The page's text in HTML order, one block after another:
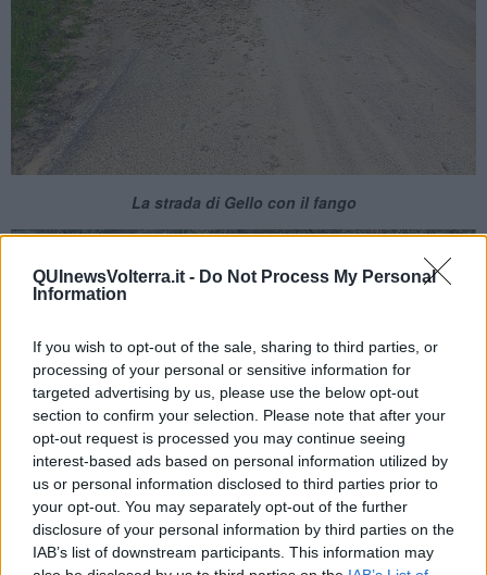
QUInewsVolterra.it - Do Not Process My Personal
Information
If you wish to opt-out of the sale, sharing to third parties, or
processing of your personal or sensitive information for
targeted advertising by us, please use the below opt-out
section to confirm your selection. Please note that after your
opt-out request is processed you may continue seeing
interest-based ads based on personal information utilized by
us or personal information disclosed to third parties prior to
your opt-out. You may separately opt-out of the further
disclosure of your personal information by third parties on the
IAB’s list of downstream participants. This information may
La strada di Gello con il fango
Una frana a Montecatini Val di Cecina
Infine, appunto, Volterra . "Abbiamo registrato smottamenti e frane
in diverse aree, alcuni dei quali sono già stati oggetto di intervento,
come sullastrada statale 68, sullastrada provinciale 15 e sulla
strada comunale Il Palagione- ha spiegato il sindaco Santi - i